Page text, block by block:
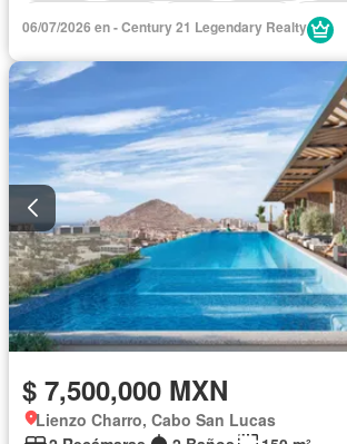
Internet
Aire acondicionado
Electricidad Azotea
Recámara con closet
06/07/2026 en - Century 21 Legendary Realty
$ 7,500,000 MXN
Lienzo Charro, Cabo San Lucas